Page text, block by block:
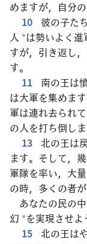
めますが，自分
10
彼の子た
人 *は勢いよく
すが，引き返し
す。
11
南の王は
は大軍を集めま
軍は連れ去られ
の人を打ち倒し
13
北の王は
ます。そして，
軍隊を率い，大
の時，多くの者
あなたの民の
幻 *を実現させよ
15
北の王は